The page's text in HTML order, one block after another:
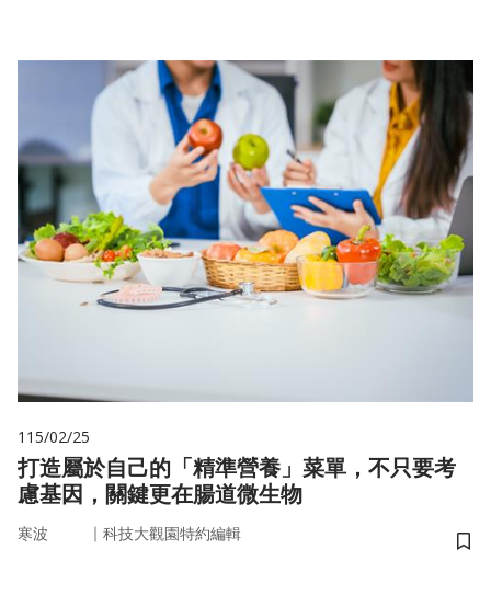
115/02/25
打造屬於自己的「精準營養」菜單，不只要考
慮基因，關鍵更在腸道微生物
寒波 ｜ 科技大觀園特約編輯
儲